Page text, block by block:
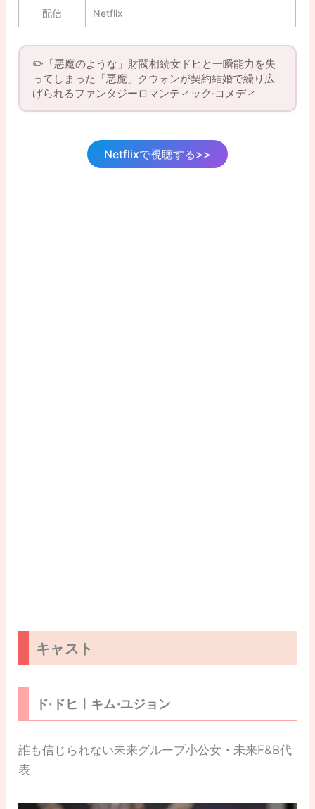
配信 Netflix
✏️「悪魔のような」財閥相続女ドヒと一瞬能力を失
ってしまった「悪魔」クウォンが契約結婚で繰り広
げられるファンタジーロマンティック·コメディ
Netflixで視聴する>>
キャスト
ド·ドヒㅣキム·ユジョン
誰も信じられない未来グループ小公女・未来F&B代
表